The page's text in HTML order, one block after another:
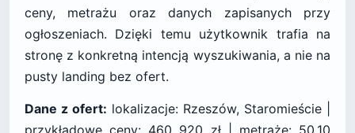
ceny, metrażu oraz danych zapisanych przy
ogłoszeniach. Dzięki temu użytkownik trafia na
stronę z konkretną intencją wyszukiwania, a nie na
pusty landing bez ofert.
Dane z ofert: lokalizacje: Rzeszów, Staromieście |
przykładowe ceny: 460 920 zł | metraże: 50,10